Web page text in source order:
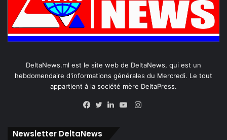
DeltaNews.ml est le site web de DeltaNews, qui est un
hebdomendaire d'informations générales du Mercredi. Le tout
appartient à la société mère DeltaPress.
Instagram
Newsletter DeltaNews